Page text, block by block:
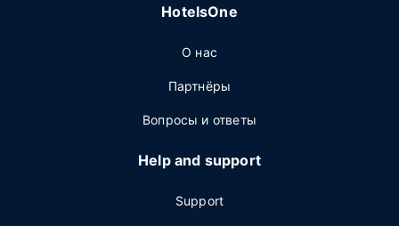
HotelsOne
О нас
Партнёры
Вопросы и ответы
Help and support
Support